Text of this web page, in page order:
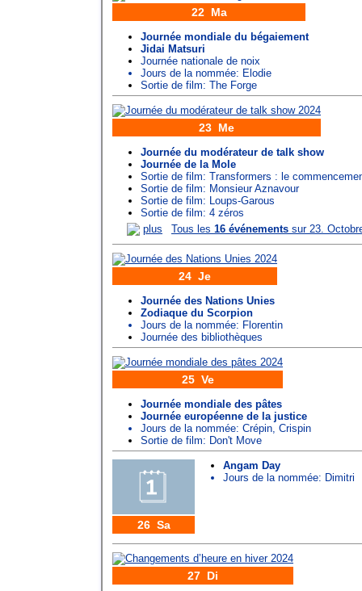
22 Ma
Journée mondiale du bégaiement
Jidai Matsuri
Journée nationale de noix
Jours de la nommée: Elodie
Sortie de film: The Forge
23 Me
Journée du modérateur de talk show
Journée de la Mole
Sortie de film: Transformers : le
Sortie de film: Monsieur Aznavour
Sortie de film: Loups-Garous
Sortie de film: 4 zéros
plus
Tous les 16 événements sur 23.
24 Je
Journée des Nations Unies
Zodiaque du Scorpion
Jours de la nommée: Florentin
Journée des bibliothèques
25 Ve
Journée mondiale des pâtes
Journée européenne de la justice
Jours de la nommée: Crépin, Crispin
Sortie de film: Don't Move
26 Sa
Angam Day
Jours de la nommée: Dimitri
27 Di